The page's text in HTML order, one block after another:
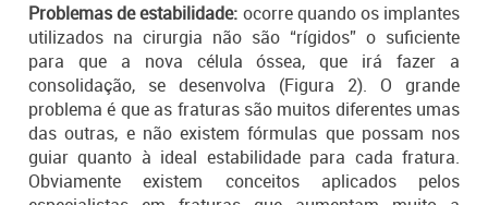
Problemas de estabilidade: ocorre quando os implantes
utilizados na cirurgia não são “rígidos” o suficiente
para que a nova célula óssea, que irá fazer a
consolidação, se desenvolva (Figura 2). O grande
problema é que as fraturas são muitos diferentes umas
das outras, e não existem fórmulas que possam nos
guiar quanto à ideal estabilidade para cada fratura.
Obviamente existem conceitos aplicados pelos